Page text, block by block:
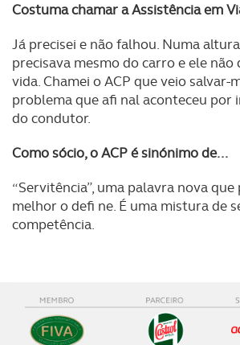
Costuma chamar a Assistência em
Já precisei e não falhou. Numa
precisava mesmo do carro e ele não
vida. Chamei o ACP que veio salvar-
problema que afi nal aconteceu por
do condutor.
Como sócio, o ACP é sinónimo de...
“Servitência”, uma palavra nova
melhor o defi ne. É uma mistura de
competência.